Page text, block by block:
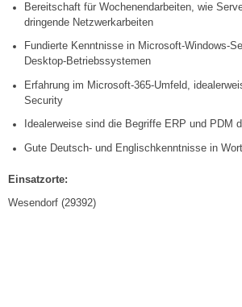
Bereitschaft für Wochenendarbeiten, wie
dringende Netzwerkarbeiten
Fundierte Kenntnisse in
Desktop‑Betriebssystemen
Erfahrung im Microsoft‑365‑Umfeld,
Security
Idealerweise sind die Begriffe ERP und PDM
Gute Deutsch‑ und Englischkenntnisse in
Einsatzorte:
Wesendorf (29392)